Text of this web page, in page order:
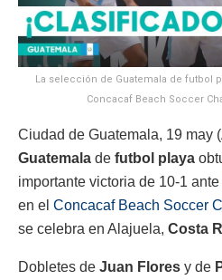
La selección de Guatemala de futbol
Concacaf Beach Soccer
Ciudad de Guatemala, 19 may
Guatemala de futbol playa
importante victoria de 10-1 ante
en el Concacaf Beach Soccer
se celebra en Alajuela, Costa
Dobletes de Juan Flores y de